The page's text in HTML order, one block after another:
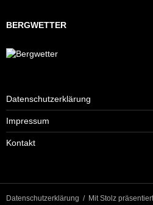
BERGWETTER
Datenschutzerklärung
Impressum
Kontakt
Datenschutzerklärung Mit Stolz